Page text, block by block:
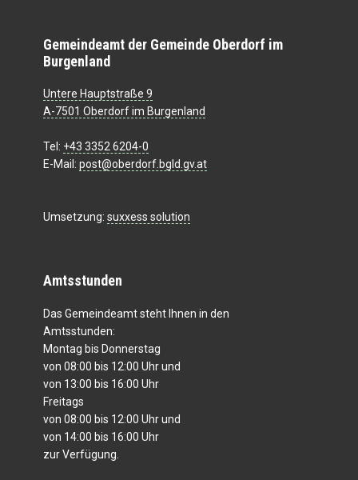
Gemeindeamt der Gemeinde Oberdorf im
Burgenland
Untere Hauptstraße 9
A-7501 Oberdorf im Burgenland
Tel: +43 3352 6204-0
E-Mail: post@oberdorf.bgld.gv.at
Umsetzung: suxxess solution
Amtsstunden
Das Gemeindeamt steht Ihnen in den
Amtsstunden:
Montag bis Donnerstag
von 08:00 bis 12:00 Uhr und
von 13:00 bis 16:00 Uhr
Freitags
von 08:00 bis 12:00 Uhr und
von 14:00 bis 16:00 Uhr
zur Verfügung.